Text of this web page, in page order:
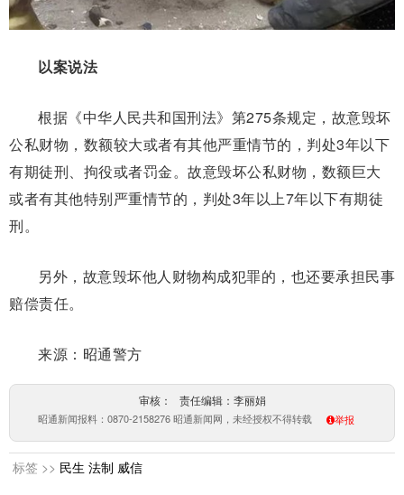
以案说法
根据《中华人民共和国刑法》第275条规定，故意毁坏
公私财物，数额较大或者有其他严重情节的，判处3年以下
有期徒刑、拘役或者罚金。故意毁坏公私财物，数额巨大
或者有其他特别严重情节的，判处3年以上7年以下有期徒
刑。
另外，故意毁坏他人财物构成犯罪的，也还要承担民事
赔偿责任。
来源：昭通警方
审核： 责任编辑：李丽娟
昭通新闻报料：0870-2158276 昭通新闻网，未经授权不得转载 举报
标签 >> 民生 法制 威信